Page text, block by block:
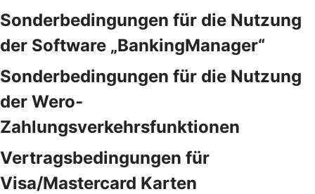
Sonderbedingungen für die Nutzung
der Software „BankingManager“
Sonderbedingungen für die Nutzung
der Wero-
Zahlungsverkehrsfunktionen
Vertragsbedingungen für
Visa/Mastercard Karten